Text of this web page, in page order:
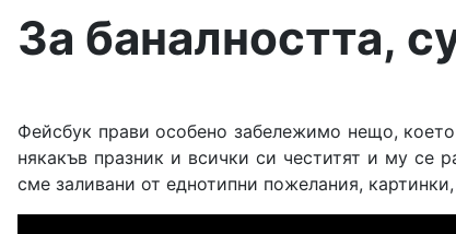
За баналността,
Фейсбук прави особено забележимо нещо,
някакъв празник и всички си честитят и му се
сме заливани от еднотипни пожелания,